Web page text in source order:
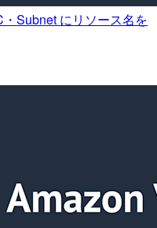
Subnet にリソース名を